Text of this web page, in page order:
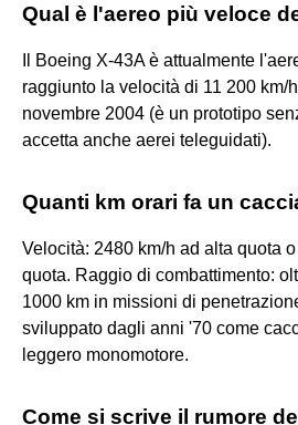
Qual è l'aereo più veloce
Il Boeing X-43A è attualmente
raggiunto la velocità di 11 200 km/
novembre 2004 (è un prototipo
accetta anche aerei teleguidati).
Quanti km orari fa un
Velocità: 2480 km/h ad alta quota
quota. Raggio di combattimento:
1000 km in missioni di
sviluppato dagli anni '70 come
leggero monomotore.
Come si scrive il rumore